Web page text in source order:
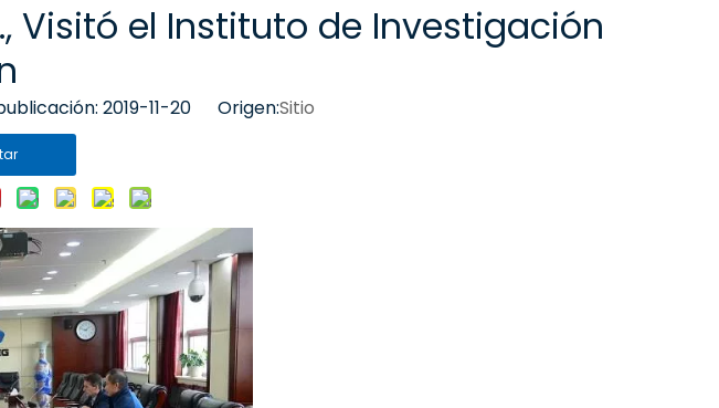
Visitó el Instituto de Investigación
2019-11-20 Origen:Sitio